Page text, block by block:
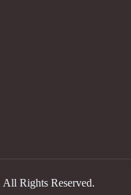
All Rights Reserved.